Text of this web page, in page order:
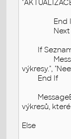
End
Next
If
výkresy.",
End If
výkresů,
Else